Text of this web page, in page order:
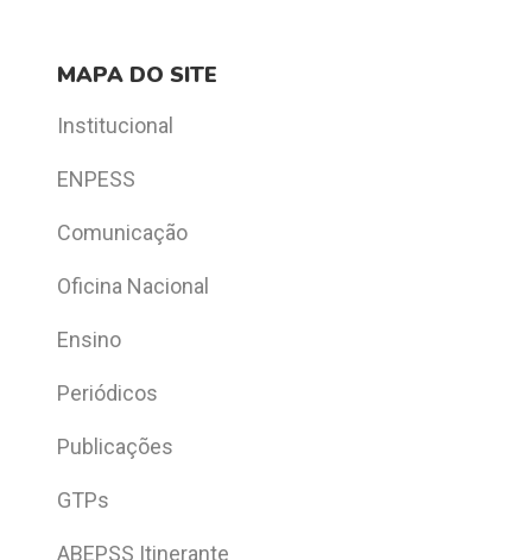
MAPA DO SITE
Institucional
ENPESS
Comunicação
Oficina Nacional
Ensino
Periódicos
Publicações
GTPs
ABEPSS Itinerante